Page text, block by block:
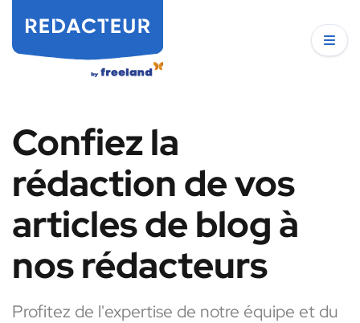
Confiez la
rédaction de vos
articles de blog à
nos rédacteurs
Profitez de l'expertise de notre équipe et du